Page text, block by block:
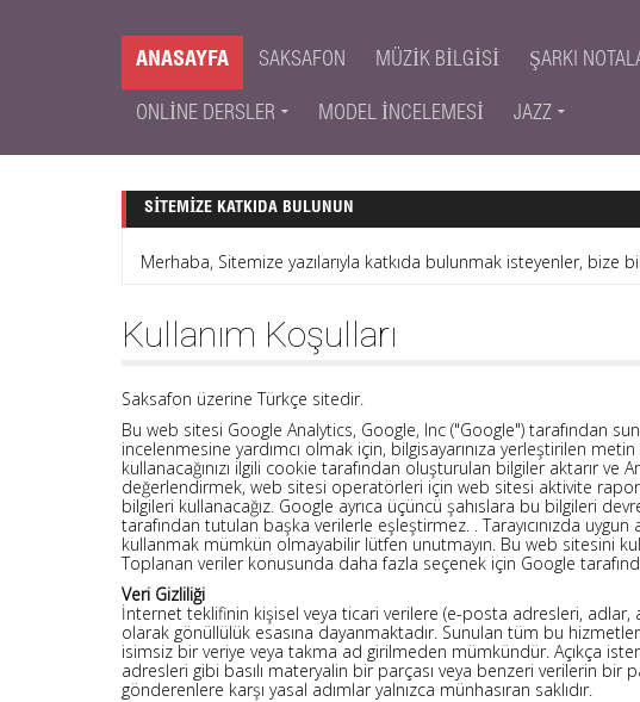
ANASAYFA SAKSAFON MÜZIK BILGISI ŞARKI
ONLINE DERSLER MODEL İNCELEMESI JAZZ
SITEMIZE KATKIDA BULUNUN
Merhaba, Sitemize yazılarıyla katkıda bulunmak isteyenler,
Kullanım Koşulları
Saksafon üzerine Türkçe sitedir.
Bu web sitesi Google Analytics, Google, Inc ("Google") tarafından
incelenmesine yardımcı olmak için, bilgisayarınıza yerleştirilen
kullanacağınızı ilgili cookie tarafından oluşturulan bilgiler aktarır
değerlendirmek, web sitesi operatörleri için web sitesi aktivite
bilgileri kullanacağız. Google ayrıca üçüncü şahıslara bu bilgileri
tarafından tutulan başka verilerle eşleştirmez. . Tarayıcınızda
kullanmak mümkün olmayabilir lütfen unutmayın. Bu web sitesini
Toplanan veriler konusunda daha fazla seçenek için Google
Veri Gizliliği
İnternet teklifinin kişisel veya ticari verilere (e-posta adresleri, adlar,
olarak gönüllülük esasına dayanmaktadır. Sunulan tüm bu
isimsiz bir veriye veya takma ad girilmeden mümkündür. Açıkça
adresleri gibi basılı materyalin bir parçası veya benzeri verilerin bir
gönderenlere karşı yasal adımlar yalnızca münhasıran saklıdır.